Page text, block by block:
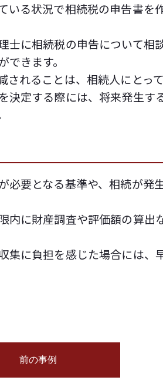
いる状況で相続税の申告書
士に相続税の申告について
きます。
されることは、相続人にとっ
決定する際には、将来発生
必要となる基準や、相続が発
内に財産調査や評価額の算
集に負担を感じた場合には、
前の事例